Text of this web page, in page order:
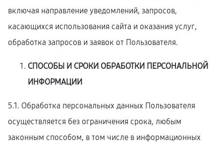
включая направление уведомлений, запросов,
касающихся использования сайта и оказания услуг,
обработка запросов и заявок от Пользователя.
СПОСОБЫ И СРОКИ ОБРАБОТКИ ПЕРСОНАЛЬНОЙ
ИНФОРМАЦИИ
5.1. Обработка персональных данных Пользователя
осуществляется без ограничения срока, любым
законным способом, в том числе в информационных